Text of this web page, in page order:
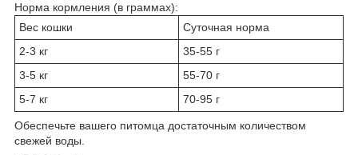
Норма кормления (в граммах):
Вес кошки
Суточная норма
2-3 кг
35-55 г
3-5 кг
55-70 г
5-7 кг
70-95 г
Обеспечьте вашего питомца достаточным количеством
свежей воды.